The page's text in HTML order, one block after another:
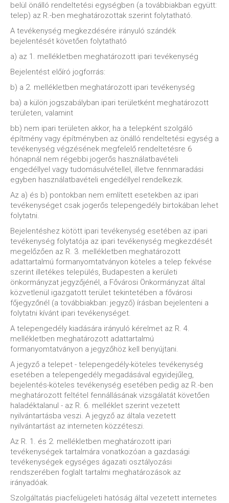
belül önálló rendeltetési egységben (a továbbiakban együtt:
telep) az R.-ben meghatározottak szerint folytatható.
A tevékenység megkezdésére irányuló szándék
bejelentését követően folytatható
a) az 1. mellékletben meghatározott ipari tevékenység
Bejelentést előíró jogforrás:
b) a 2. mellékletben meghatározott ipari tevékenység
ba) a külön jogszabályban ipari területként meghatározott
területen, valamint
bb) nem ipari területen akkor, ha a telepként szolgáló
építmény vagy építményben az önálló rendeltetési egység a
tevékenység végzésének megfelelő rendeltetésre 6
hónapnál nem régebbi jogerős használatbavételi
engedéllyel vagy tudomásulvétellel, illetve fennmaradási
egyben használatbavételi engedéllyel rendelkezik.
Az a) és b) pontokban nem említett esetekben az ipari
tevékenységet csak jogerős telepengedély birtokában lehet
folytatni.
Bejelentéshez kötött ipari tevékenység esetében az ipari
tevékenység folytatója az ipari tevékenység megkezdését
megelőzően az R. 3. mellékletben meghatározott
adattartalmú formanyomtatványon köteles a telep fekvése
szerint illetékes település, Budapesten a kerületi
önkormányzat jegyzőjénél, a Fővárosi Önkormányzat által
közvetlenül igazgatott terület tekintetében a fővárosi
főjegyzőnél (a továbbiakban: jegyző) írásban bejelenteni a
folytatni kívánt ipari tevékenységet.
A telepengedély kiadására irányuló kérelmet az R. 4.
mellékletben meghatározott adattartalmú
formanyomtatványon a jegyzőhöz kell benyújtani.
A jegyző a telepet - telepengedély-köteles tevékenység
esetében a telepengedély megadásával egyidejűleg,
bejelentés-köteles tevékenység esetében pedig az R.-ben
meghatározott feltétel fennállásának vizsgálatát követően
haladéktalanul - az R. 6. melléklet szerint vezetett
nyilvántartásba veszi. A jegyző az általa vezetett
nyilvántartást az interneten közzéteszi.
Az R. 1. és 2. mellékletben meghatározott ipari
tevékenységek tartalmára vonatkozóan a gazdasági
tevékenységek egységes ágazati osztályozási
rendszerében foglalt tartalmi meghatározások az
irányadóak.
Szolgáltatás piacfelügeleti hatóság által vezetett internetes